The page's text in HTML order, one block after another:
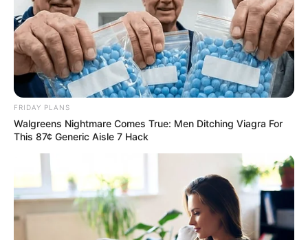
FRIDAY PLANS
Walgreens Nightmare Comes True: Men Ditching Viagra For
This 87¢ Generic Aisle 7 Hack